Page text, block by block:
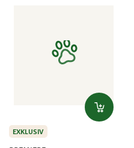
EXKLUSIV